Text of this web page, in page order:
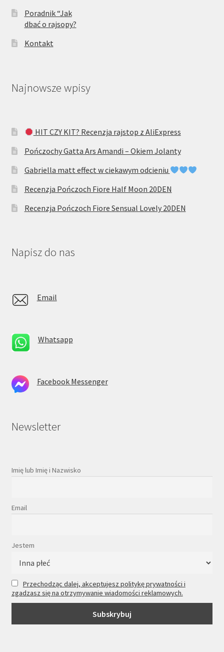
Poradnik “Jak
dbać o rajsopy?
Kontakt
Najnowsze wpisy
HIT CZY KIT? Recenzja rajstop z AliExpress
Pończochy Gatta Ars Amandi – Okiem Jolanty
Gabriella matt effect w ciekawym odcieniu
Recenzja Pończoch Fiore Half Moon 20DEN
Recenzja Pończoch Fiore Sensual Lovely 20DEN
Napisz do nas
Email
Whatsapp
Facebook Messenger
Newsletter
Imię lub Imię i Nazwisko
Email
Jestem
Przechodząc dalej, akceptujesz politykę prywatności i
zgadzasz się na otrzymywanie wiadomości reklamowych.